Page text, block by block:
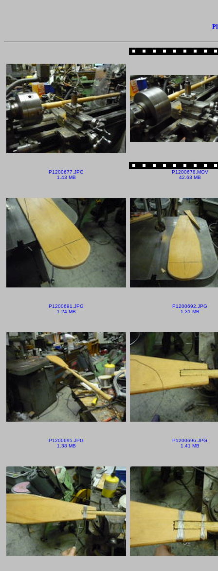
P1200677.JPG
1.43 MB
P1200678.MOV
42.63 MB
P1200691.JPG
1.24 MB
P1200692.JPG
1.31 MB
P1200695.JPG
1.38 MB
P1200696.JPG
1.41 MB